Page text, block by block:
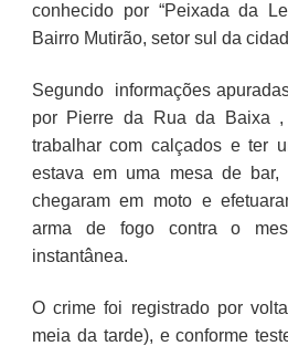
conhecido por “Peixada da
Bairro Mutirão, setor sul da
Segundo informações
por Pierre da Rua da Baixa ,
trabalhar com calçados e ter
estava em uma mesa de bar,
chegaram em moto e
arma de fogo contra o
instantânea.
O crime foi registrado por
meia da tarde), e conforme